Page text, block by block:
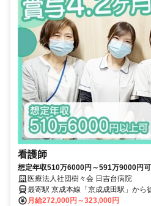
看護師
想定年収510万6000円～591万9000円
い金15万円◎残業少なめ♪年間休日120
OK◆【富里市、病院/病棟、京成成田駅
医療法人社団樹々会 日吉台病院
最寄駅 京成本線「京成成田駅」から
ら徒歩10分
月給272,000円～323,000円